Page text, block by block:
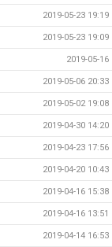
2019-05-23 19:19
2019-05-23 19:09
2019-05-16
2019-05-06 20:33
2019-05-02 19:08
2019-04-30 14:20
2019-04-23 17:56
2019-04-20 10:43
2019-04-16 15:38
2019-04-16 13:51
2019-04-14 16:53